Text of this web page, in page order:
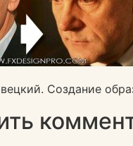
Создание